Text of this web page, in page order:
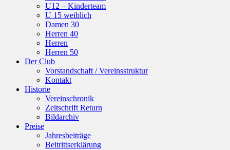
U12 – Kinderteam
U 15 weiblich
Damen 30
Herren 40
Herren
Herren 50
Der Club
Vorstandschaft / Vereinsstruktur
Kontakt
Historie
Vereinschronik
Zeitschrift Return
Bildarchiv
Preise
Jahresbeiträge
Beitrittserklärung